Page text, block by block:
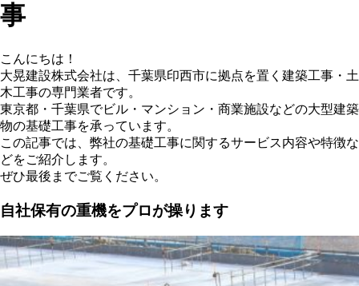
事
こんにちは！
大晃建設株式会社は、千葉県印西市に拠点を置く建築工事・土
木工事の専門業者です。
東京都・千葉県でビル・マンション・商業施設などの大型建築
物の基礎工事を承っています。
この記事では、弊社の基礎工事に関するサービス内容や特徴な
どをご紹介します。
ぜひ最後までご覧ください。
自社保有の重機をプロが操ります